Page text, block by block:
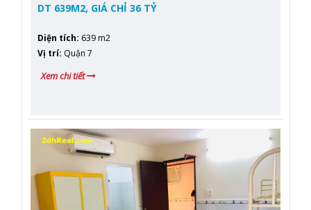
DT 639M2, GIÁ CHỈ 36 TỶ
Diện tích: 639 m2
Vị trí: Quận 7
Xem chi tiết